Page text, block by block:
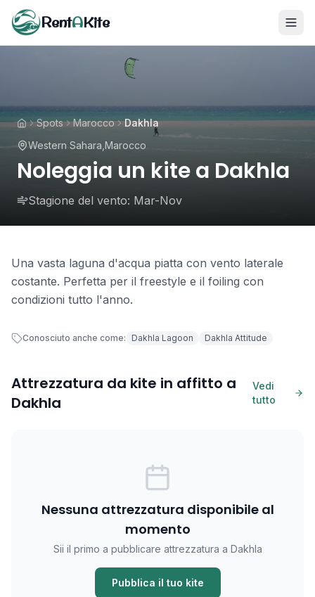
RentAKite
Spots Marocco
Dakhla
Western Sahara Marocco
Noleggia un kite a Dakhla
Stagione del vento: Mar-Nov
Una vasta laguna d'acqua piatta con vento laterale
costante. Perfetta per il freestyle e il foiling con
condizioni tutto l'anno.
Conosciuto anche come: Dakhla Lagoon Dakhla Attitude
Attrezzatura da kite in affitto a
Dakhla
Vedi
tutto
Nessuna attrezzatura disponibile al
momento
Sii il primo a pubblicare attrezzatura a Dakhla
Pubblica il tuo kite